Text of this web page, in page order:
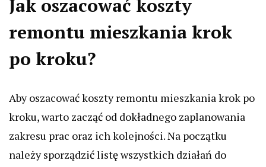
Jak oszacować koszty
remontu mieszkania krok
po kroku?
Aby oszacować koszty remontu mieszkania krok po
kroku, warto zacząć od dokładnego zaplanowania
zakresu prac oraz ich kolejności. Na początku
należy sporządzić listę wszystkich działań do